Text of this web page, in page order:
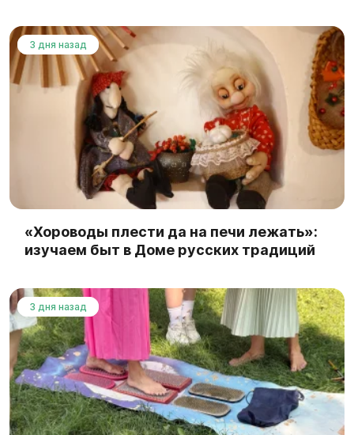
3 дня назад
«Хороводы плести да на печи лежать»:
изучаем быт в Доме русских традиций
3 дня назад